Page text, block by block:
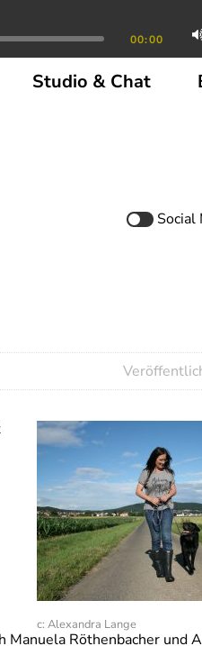
00:00
Studio & Chat
Social
c: Alexandra Lange
Röthenbacher und